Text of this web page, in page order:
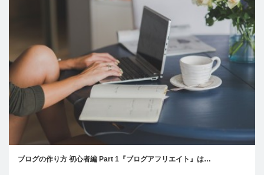
ブログの作り方 初心者編 Part 1『ブログアフリエイト』は…